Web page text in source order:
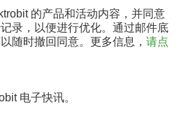
的产品和活动内容，并同意
录，以便进行优化。通过邮件底
随时撤回同意。更多信息， 请点
电子快讯。